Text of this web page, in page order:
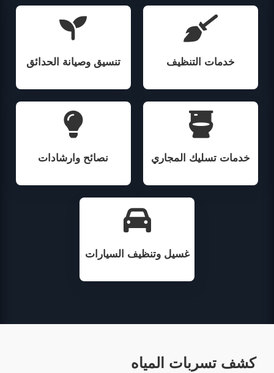
خدمات التنظيف تنسيق وصيانة الحدائق
خدمات تسليك المجاري نصائح وارشادات
غسيل وتنظيف السيارات
كشف تسربات المياه